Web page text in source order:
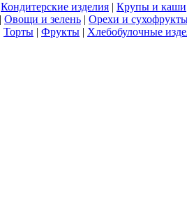
Кондитерские изделия Крупы и каши
Овощи и зелень Орехи и
Торты Фрукты Хлебобулочные